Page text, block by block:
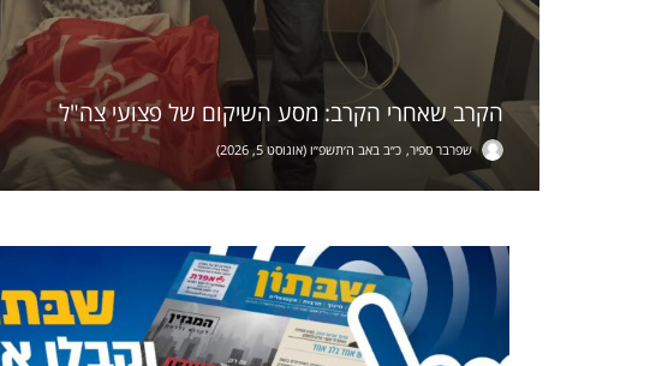
הקרב שאחרי הקרב: מסע השיקום של פצועי צה"ל
שפרבר ספיר כ״ב באב ה׳תשפ״ו (אוגוסט 5, 2026)